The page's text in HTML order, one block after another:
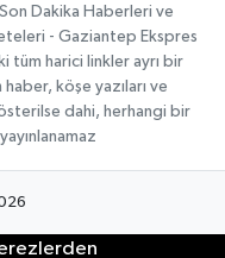
Dakika Haberleri ve
- Gaziantep Ekspres
tüm harici linkler ayrı bir
haber, köşe yazıları ve
dahi, herhangi bir